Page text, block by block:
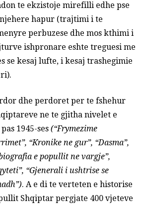
te ekzistoje mirefilli edhe pse
hapur (trajtimi i te
perbuzese dhe mos kthimi i
ishpronare eshte treguesi me
se kesaj lufte, i kesaj trashegimie
dhe perdoret per te fshehur
ne te gjitha nivelet e
1945-ses (“Frymezime
“Kronike ne gur”, “Dasma”,
e popullit ne vargje”,
“Gjenerali i ushtrise se
. A e di te verteten e historise
Shqiptar pergjate 400 vjeteve